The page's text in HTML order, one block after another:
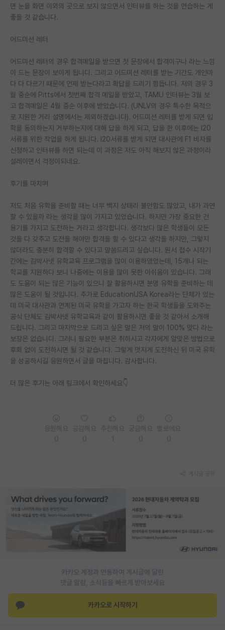
면 눈을 화면 이외의 곳으로 보지 않으면서 인터뷰를 하는 것을 연습하는 게
좋을 것 같습니다.
어드미션 레터
어드미션 레터의 경우 합격메일을 받으면 첫 문장에서 합격이구나 라는 느낌
이 드는 문장이 보이게 됩니다. 그리고 어드미션 레터를 받는 기간도 개인마
다 다 다르기 때문에 언제 받는다라고 확답을 드리기 힘듭니다. 저의 경우 3
월 중순에 Pitts에서 첫번째 합격 메일을 받았고, TAMU 인터뷰는 3월 보
고 합격메일은 4월 중순 이후에 받았습니다. (UNLV의 경우 특수한 목적으
로 지원한 거라 설명에서는 제외하겠습니다). 어드미션 레터를 받게 되면 입
학을 동의하는지 거부하는지에 대해 답을 하게 되고, 답을 한 이후에는 I20
서류를 위한 작업을 하게 됩니다. I20서류를 받게 되면 대사관에 F1 비자를
신청하고 인터뷰를 하면 되는데 이 과정은 저도 아직 해보지 않은 과정이라
설레이면서 걱정이되네요.
후기를 마치며
저도 처음 유학을 준비할 때는 너무 백지 상태라 불안함도 많았고, 내가 과연
할 수 있을까 라는 생각을 많이 가지고 있었습니다. 하지만 가장 중요한 건
용기를 가지고 도전하는 거라고 생각합니다. 생각보다 많은 학생들이 모든
것을 다 갖추고 도전을 해야만 합격을 할 수 있다고 생각을 하지만, 그렇지
않더라도 충분히 합격할 수 있다고 말씀드리고 싶습니다. 원서 접수 시작기
간에는 김박사넷 유학교육 프로그램을 많이 이용하였었는데, 15개나 되는
학교를 지원하다 보니 나중에는 이용을 많이 못한 아쉬움이 있습니다. 그래
도 도움이 되는 많은 기능이 있으니 잘 활용하시면 분명 유학을 준비하는 데
많은 도움이 될 것입니다. 추가로 EducationUSA Korea라는 단체가 있는
데 미국 대사관과 연계된 미국 유학을 가고자 하는 한국 학생들을 도와주는
공식 단체도 김박사넷 유학교육과 같이 활용하시면 좋을 것 같아서 소개해
드립니다. 그리고 마지막으로 드리고 싶은 말은 저의 말이 100% 맞다 라는
보장은 없습니다. 그러니 필요한 부분은 취하시고 각자에게 알맞은 방법으로
후회 없이 도전하시면 될 것 같습니다. 그렇게 멋지게 도전하신 뒤 미국 유학
을 성공하시길 응원하면서 글을 마칩니다. 감사합니다.
더 많은 후기는 아래 링크에서 확인하세요👇
카카오 계정과 연동하여 게시글에 달린
댓글 알람, 소식등을 빠르게 받아보세요
카카오로 시작하기